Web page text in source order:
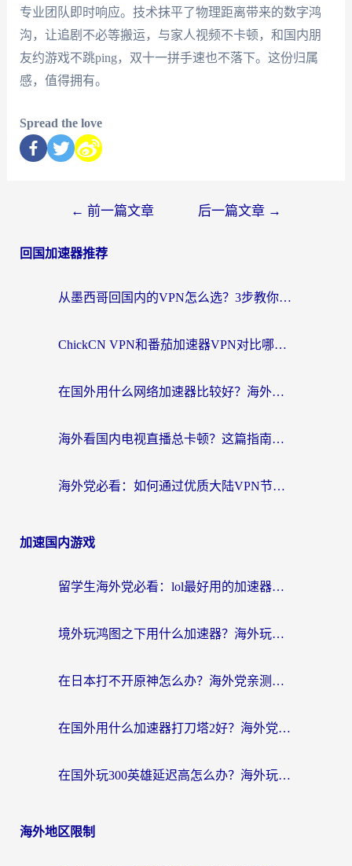
专业团队即时响应。技术抹平了物理距离带来的数字鸿
沟，让追剧不必等搬运，与家人视频不卡顿，和国内朋
友约游戏不跳ping，双十一拼手速也不落下。这份归属
感，值得拥有。
Spread the love
← 前一篇文章 后一篇文章 →
回国加速器推荐
从墨西哥回国内的VPN怎么选？3步教你无缝刷剧、玩国服游戏
ChickCN VPN和番茄加速器VPN对比哪个回国效果更好？海外党亲测后的真实答案
在国外用什么网络加速器比较好？海外党亲测：从痛点到解决方案的全攻略
海外看国内电视直播总卡顿？这篇指南教你选对回国加速器，无缝追剧不发愁
海外党必看：如何通过优质大陆VPN节点无缝访问国内资源？
加速国内游戏
留学生海外党必看：lol最好用的加速器怎么选？附一梦江湖、神鬼传奇加速攻略
境外玩鸿图之下用什么加速器？海外玩家必看的国服游戏加速全攻略
在日本打不开原神怎么办？海外党亲测有效的国服游戏加速指南
在国外用什么加速器打刀塔2好？海外党国服游戏加速避坑指南
在国外玩300英雄延迟高怎么办？海外玩家亲测有效的加速器选择指南
海外地区限制